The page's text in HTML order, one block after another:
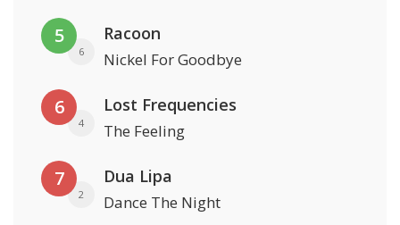
5
6
Racoon
Nickel For Goodbye
6
4
Lost Frequencies
The Feeling
7
2
Dua Lipa
Dance The Night